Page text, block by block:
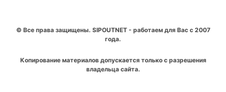
© Все права защищены. SIPOUTNET - работаем для Вас с 2007
года.
Копирование материалов допускается только с разрешения
владельца сайта.